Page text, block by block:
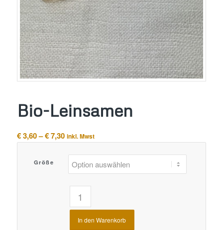
Bio-Leinsamen
€3,60–€7,30Preisspanne:
€ 3,60
bis
€ 7,30
inkl. Mwst
Größe
In den Warenkorb